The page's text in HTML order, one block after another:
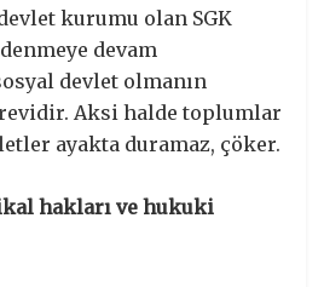
kurumu olan SGK
devam
devlet olmanın
Aksi halde toplumlar
ayakta duramaz, çöker.
hakları ve hukuki